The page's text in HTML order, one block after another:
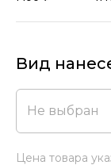
Вид
Не выбран
Цена товара